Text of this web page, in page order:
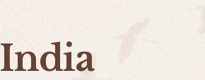
India